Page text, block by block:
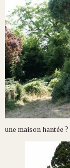
une maison hantée